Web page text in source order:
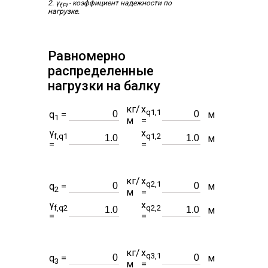
2. γf,Pi- коэффициент надежности по
нагрузке.
Равномерно
распределенные
нагрузки на балку
q1 =
кг/
м
xq1,1
=
м
γf,q1
=
xq1,2
=
м
q2 =
кг/
м
xq2,1
=
м
γf,q2
=
xq2,2
=
м
q3 =
кг/
м
xq3,1
=
м